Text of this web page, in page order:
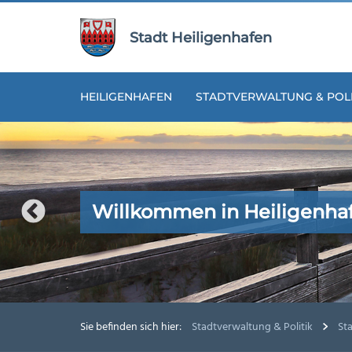
Stadt Heiligenhafen
HEILIGENHAFEN STADTVERWALTUNG &
Willkommen in
Willkommen in
Willkommen in
Willkommen in
Willkommen in
Sie befinden sich hier: Stadtverwaltung & Politik